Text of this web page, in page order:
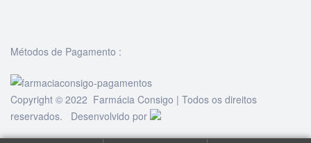
Métodos de Pagamento :
Copyright © 2022 Farmácia Consigo | Todos os direitos
reservados. Desenvolvido por